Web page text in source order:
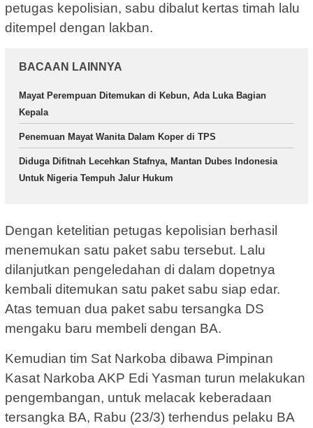
petugas kepolisian, sabu dibalut kertas timah lalu
ditempel dengan lakban.
BACAAN LAINNYA
Mayat Perempuan Ditemukan di Kebun, Ada Luka Bagian
Kepala
Penemuan Mayat Wanita Dalam Koper di TPS
Diduga Difitnah Lecehkan Stafnya, Mantan Dubes Indonesia
Untuk Nigeria Tempuh Jalur Hukum
Dengan ketelitian petugas kepolisian berhasil
menemukan satu paket sabu tersebut. Lalu
dilanjutkan pengeledahan di dalam dopetnya
kembali ditemukan satu paket sabu siap edar.
Atas temuan dua paket sabu tersangka DS
mengaku baru membeli dengan BA.
Kemudian tim Sat Narkoba dibawa Pimpinan
Kasat Narkoba AKP Edi Yasman turun melakukan
pengembangan, untuk melacak keberadaan
tersangka BA, Rabu (23/3) terhendus pelaku BA